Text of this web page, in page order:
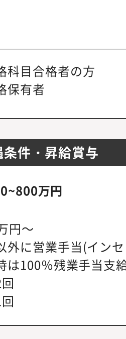
科目合格者の方
保有者
件・昇給賞与
万円
円～
に営業手当(イン
は100％残業手当支